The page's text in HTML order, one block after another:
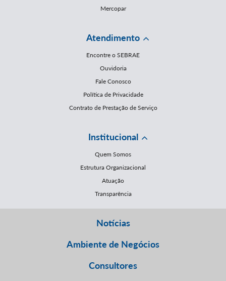
Mercopar
Atendimento
Encontre o SEBRAE
Ouvidoria
Fale Conosco
Política de Privacidade
Contrato de Prestação de Serviço
Institucional
Quem Somos
Estrutura Organizacional
Atuação
Transparência
Notícias
Ambiente de Negócios
Consultores